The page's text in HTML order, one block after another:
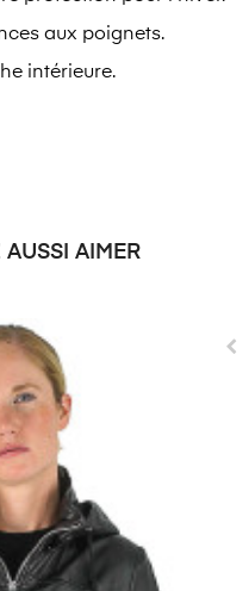
aux poignets.
intérieure.
AIMER